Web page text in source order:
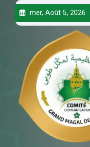
mer, Août 5, 2026